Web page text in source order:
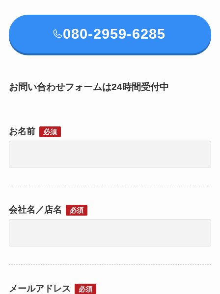
080-2959-6285
お問い合わせフォームは24時間受付中
お名前 必須
会社名／店名 必須
メールアドレス 必須